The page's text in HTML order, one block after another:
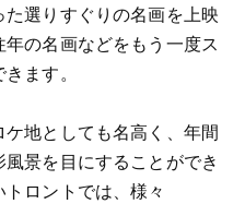
選りすぐりの名画を上映
の名画などをもう一度ス
ます。
ケ地としても名高く、年間
景を目にすることができ
ロントでは、様々